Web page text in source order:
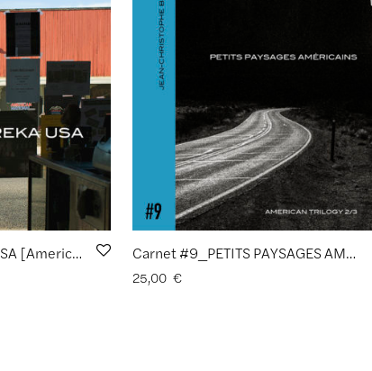
Carnet #10_EUREKA USA [American Trilogy 3/3] de Jean-Christophe Béchet Carnet #9_PETITS PAYSAGES AMÉRICAINS [American Trilogy 2/3] de Jean-Christophe Béchet
25,00 €